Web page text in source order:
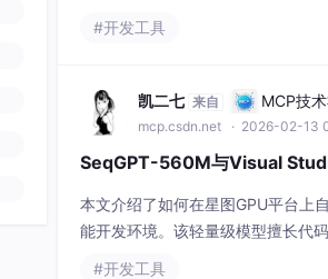
#开发工具
凯二七 来自 MCP技
mcp.csdn.net · 2026-02-13
SeqGPT-560M与Visual
本文介绍了如何在星图GPU平台上
能开发环境。该轻量级模型擅长代
#开发工具